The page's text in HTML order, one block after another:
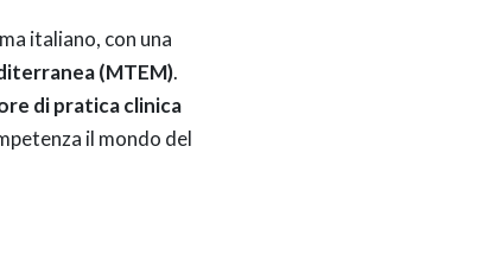
italiano, con una
(MTEM).
di pratica clinica
il mondo del